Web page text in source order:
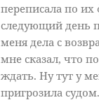
переписала по
следующий день
меня дела с
мне сказал, что
ждать. Ну тут у
пригрозила судом.